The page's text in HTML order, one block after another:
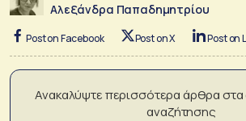
Αλεξάνδρα Παπαδημητρίου
Post on Facebook Post on X Post on
Ανακαλύψτε περισσότερα άρθρα
αναζήτησης